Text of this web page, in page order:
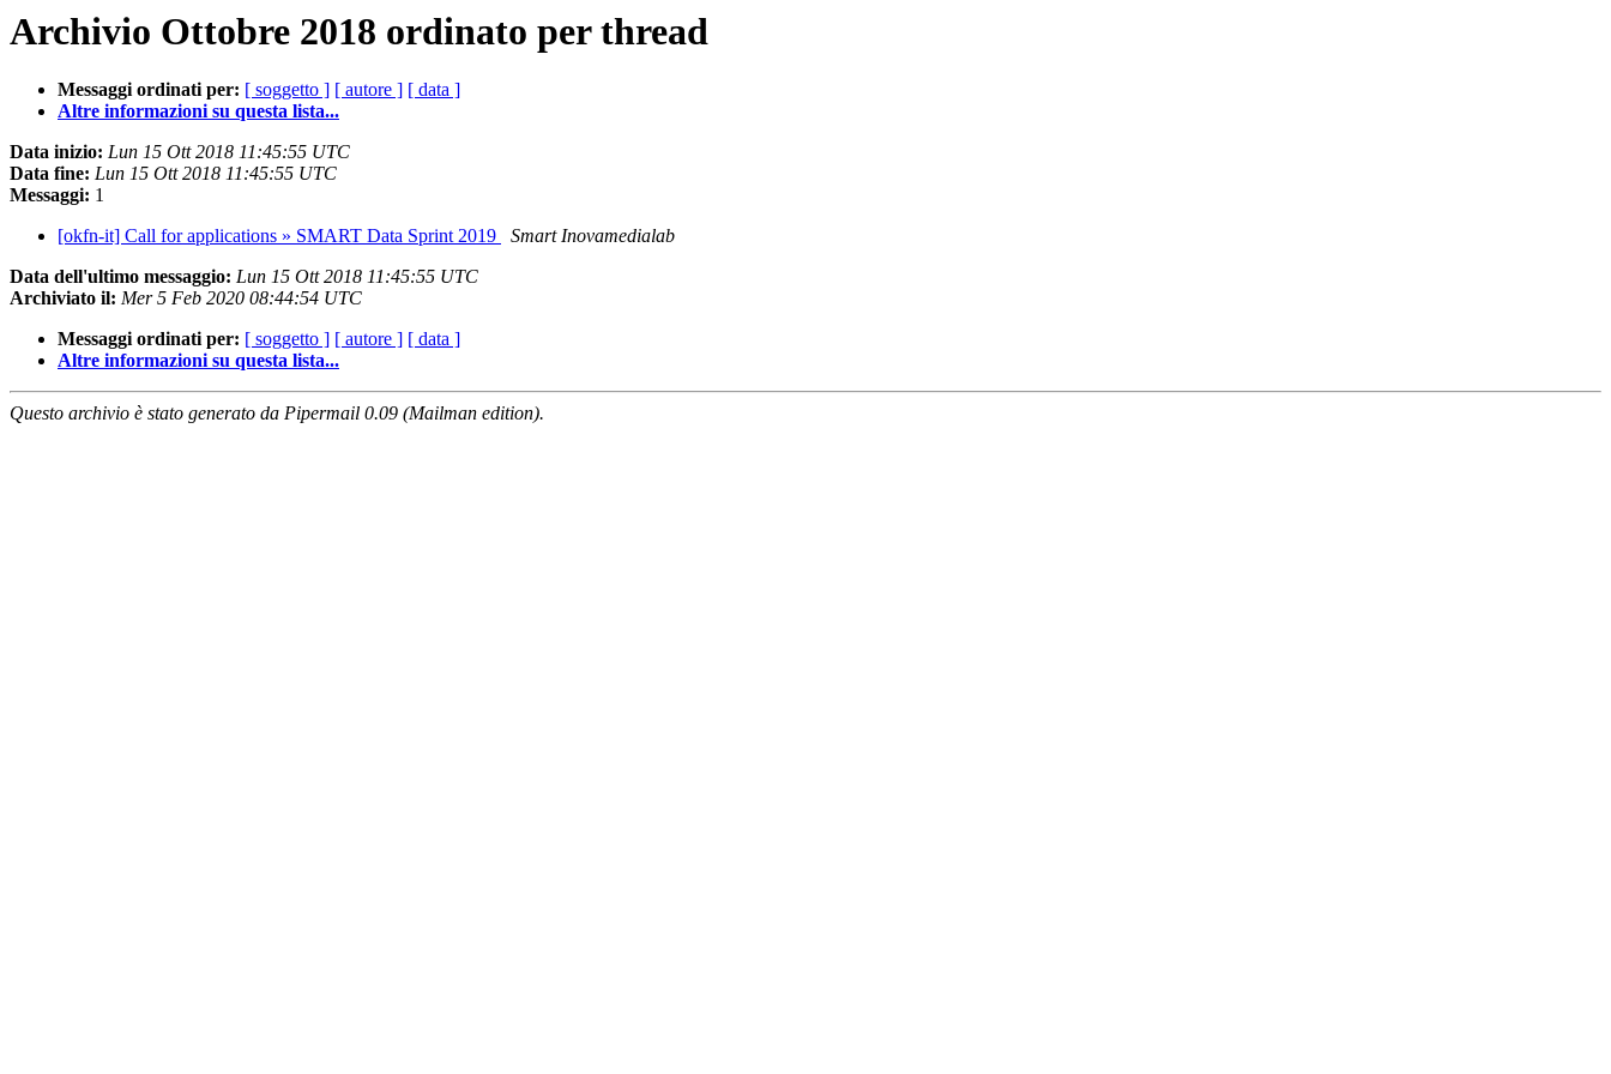
Archivio Ottobre 2018 ordinato per thread
Messaggi ordinati per: [ soggetto ] [ autore ] [ data ]
Altre informazioni su questa lista...
Data inizio: Lun 15 Ott 2018 11:45:55 UTC
Data fine: Lun 15 Ott 2018 11:45:55 UTC
Messaggi: 1
[okfn-it] Call for applications » SMART Data Sprint 2019
Smart Inovamedialab
Data dell'ultimo messaggio: Lun 15 Ott 2018 11:45:55 UTC
Archiviato il: Mer 5 Feb 2020 08:44:54 UTC
Messaggi ordinati per: [ soggetto ] [ autore ] [ data ]
Altre informazioni su questa lista...
Questo archivio è stato generato da Pipermail 0.09 (Mailman edition).